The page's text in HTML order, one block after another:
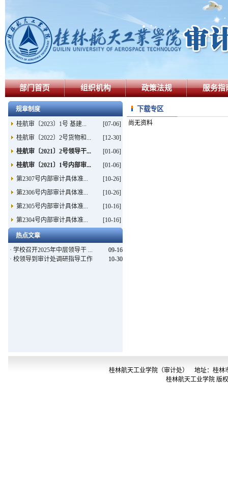
部门首页 组织机构 政策法规 服务指
规章制度
桂航审〔2023〕1号 基建...
[07-06]
桂航审〔2022〕2号货物和...
[12-30]
桂航审〔2021〕2号领导干...
[01-06]
桂航审〔2021〕1号内部审...
[01-06]
第2307号内部审计具体准...
[10-26]
第2306号内部审计具体准...
[10-26]
第2305号内部审计具体准...
[10-16]
第2304号内部审计具体准...
[10-16]
热点文章
· 学校召开2025年中层领导干 ...
09-16
· 校领导到审计处调研指导工作 10-30
下载专区
尚无资料
桂林航天工业学院（审计处） 地址：桂林
桂林航天工业学院 版